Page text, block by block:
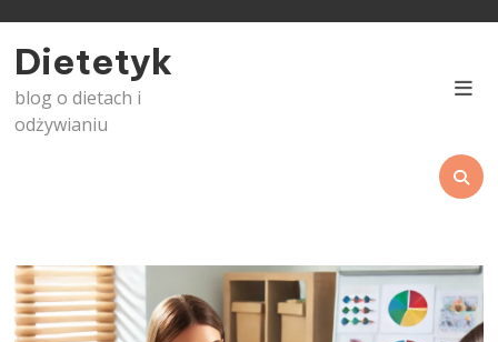
content
Dietetyk
blog o dietach i
odżywianiu